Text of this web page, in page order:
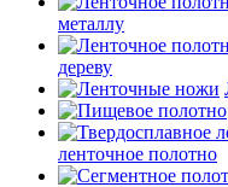
металлу
дереву
ленточное полотно